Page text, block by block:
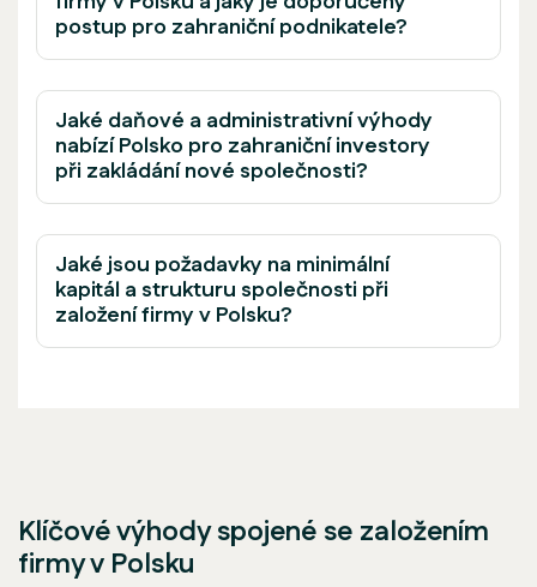
postup pro zahraniční podnikatele?
Jaké daňové a administrativní výhody
nabízí Polsko pro zahraniční investory
při zakládání nové společnosti?
Jaké jsou požadavky na minimální
kapitál a strukturu společnosti při
založení firmy v Polsku?
Klíčové výhody spojené se založením
firmy v Polsku